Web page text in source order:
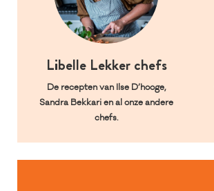
Libelle Lekker chefs
De recepten van Ilse D’hooge,
Sandra Bekkari en al onze andere
chefs.